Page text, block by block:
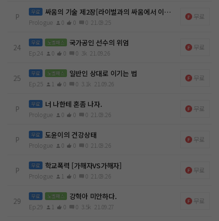
P
무료 싸움의 기술 제2장[라이벌과의 싸움에서 이기는 법]
Prologue 0 0 0 21.09.25
무료
24
무료 노벨패스 국가공인 선수의 위엄
Ep.24 0 0 0 3k 21.09.26
무료
25
무료 노벨패스 일반인 상대로 이기는 법
Ep.25 1 0 0 3.1k 21.09.26
무료
P
무료 너 나한테 혼좀 나자.
Prologue 0 0 0 21.09.26
무료
P
무료 도윤이의 건강상태
Prologue 0 0 0 21.09.26
무료
P
무료 학교폭력 [가해자VS가해자]
Prologue 1 0 0 21.09.26
무료
29
무료 노벨패스 강혁아 미안하다.
Ep.29 1 0 0 3.5k 21.09.27
무료